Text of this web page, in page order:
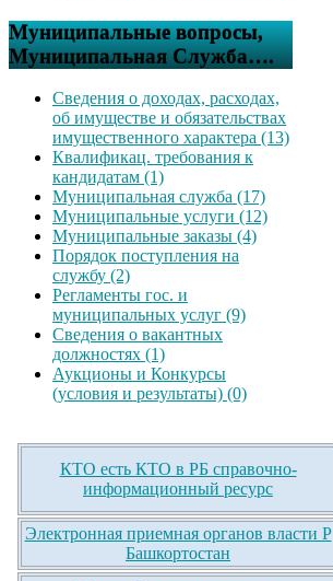
Муниципальные вопросы,
Муниципальная Служба….
Сведения о доходах, расходах,
об имуществе и обязательствах
имущественного характера (13)
Квалификац. требования к
кандидатам (1)
Муниципальная служба (17)
Муниципальные услуги (12)
Муниципальные заказы (4)
Порядок поступления на
службу (2)
Регламенты гос. и
муниципальных услуг (9)
Сведения о вакантных
должностях (1)
Аукционы и Конкурсы
(условия и результаты) (0)
КТО есть КТО в РБ справочно-
информационный ресурс
Электронная приемная органов власти Р
Башкортостан